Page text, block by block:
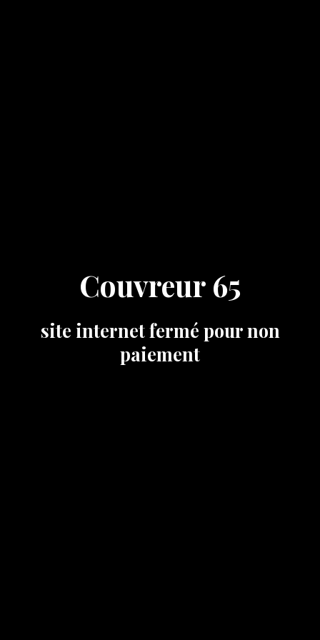
Couvreur 65
site internet fermé pour non
paiement